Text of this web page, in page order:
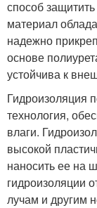
способ
материал
надежно
основе
устойчива к
Гидроизоляция
технология,
влаги.
высокой
наносить ее на
гидроизоляции
лучам и другим